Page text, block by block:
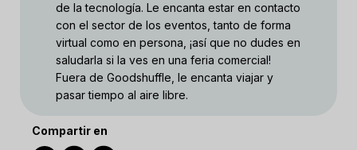
de la tecnología. Le encanta estar en contacto
con el sector de los eventos, tanto de forma
virtual como en persona, ¡así que no dudes en
saludarla si la ves en una feria comercial!
Fuera de Goodshuffle, le encanta viajar y
pasar tiempo al aire libre.
Compartir en